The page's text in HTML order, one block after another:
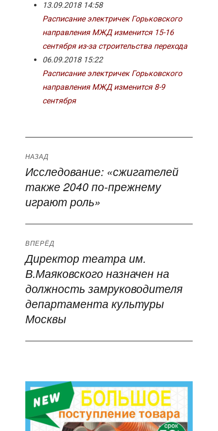
13.09.2018 14:58
Расписание электричек Горьковского
направления МЖД изменится 15-16
сентября из-за строительства перехода
06.09.2018 15:22
Расписание электричек Горьковского
направления МЖД изменится 8-9
сентября
Навигация
по
записям
НАЗАД
Предыдущая
запись:
Исследование: «сжигателей
также 2040 по-прежнему
играют роль»
ВПЕРЁД
Следующая
запись:
Директор театра им.
В.Маяковского назначен на
должность замруководителя
департамента культуры
Москвы